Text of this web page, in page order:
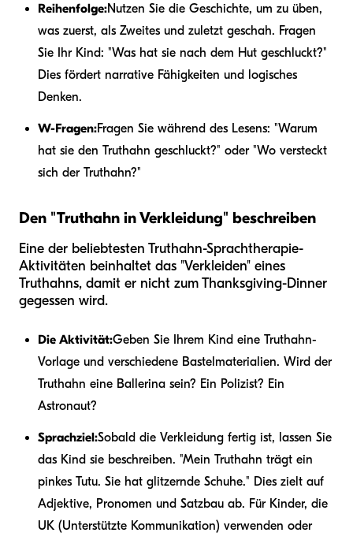
Reihenfolge:Nutzen Sie die Geschichte, um zu üben,
was zuerst, als Zweites und zuletzt geschah. Fragen
Sie Ihr Kind: "Was hat sie nach dem Hut geschluckt?"
Dies fördert narrative Fähigkeiten und logisches
Denken.
W-Fragen:Fragen Sie während des Lesens: "Warum
hat sie den Truthahn geschluckt?" oder "Wo versteckt
sich der Truthahn?"
Den "Truthahn in Verkleidung" beschreiben
Eine der beliebtesten Truthahn-Sprachtherapie-
Aktivitäten beinhaltet das "Verkleiden" eines
Truthahns, damit er nicht zum Thanksgiving-Dinner
gegessen wird.
Die Aktivität:Geben Sie Ihrem Kind eine Truthahn-
Vorlage und verschiedene Bastelmaterialien. Wird der
Truthahn eine Ballerina sein? Ein Polizist? Ein
Astronaut?
Sprachziel:Sobald die Verkleidung fertig ist, lassen Sie
das Kind sie beschreiben. "Mein Truthahn trägt ein
pinkes Tutu. Sie hat glitzernde Schuhe." Dies zielt auf
Adjektive, Pronomen und Satzbau ab. Für Kinder, die
UK (Unterstützte Kommunikation) verwenden oder